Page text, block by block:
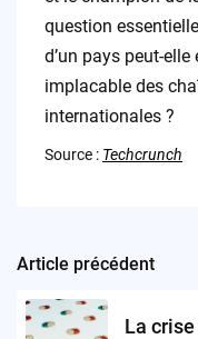
question
d’un pays peut-
implacable des
internationales ?
Source : Techcrunch
Post
navigation
Article précédent
La